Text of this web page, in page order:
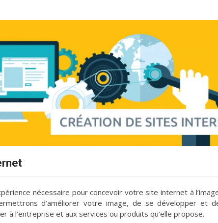
nécessaire pour concevoir votre site internet à
d’améliorer votre image, de se développer et
l’entreprise et aux services ou produits qu’elle propose.